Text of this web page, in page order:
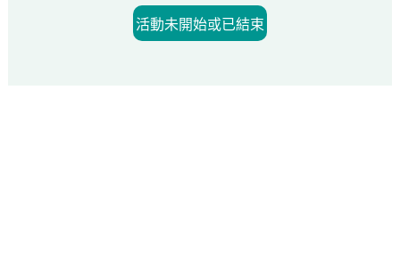
活動未開始或已結束